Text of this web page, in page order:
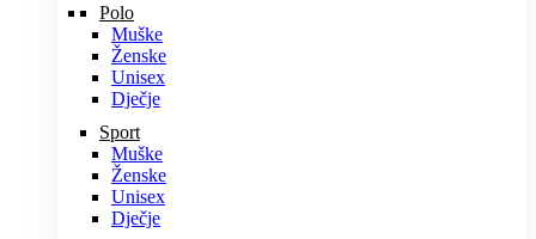
Polo
Muške
Ženske
Unisex
Dječje
Sport
Muške
Ženske
Unisex
Dječje